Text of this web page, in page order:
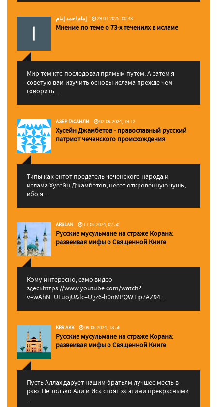
إمام احمد إمام 29.01.2025, 00:43
Мнение по теме о 73-х течениях в исламе
Мир тем кто последовал прямым путем. А затем я
советую вам изучить основы ислама прежде чем
говорить...
АЗЕР ГАСАНЛИ 02.09.2024, 19:12
Хусейн Джамбетов - православный русский
патриот чеченского происхождения
Типы как ентот предатель чеченского народа и
ислама Хусейн Джамбетов, несет откровенную чушь,
ибо я...
ARSLAN 11.06.2024, 02:50
Русские мусульмане на страже Корана:
pазвеивая мифы о Священной Книге
Кому интересно, само видео
здесьhttps://www.youtube.com/watch?
v=wAhN_UEuojU&lc=Ugz6-h0nMPQWTip7AZ94...
KRR AKK 09.06.2024, 18:56
Русские мусульмане на страже Корана:
pазвеивая мифы о Священной Книге
Пусть Аллах дарует нашим братьям лучшее месть в
раю. Не только Али и Иса стоят за этими прекрасными
...